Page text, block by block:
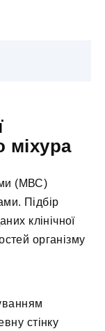
міхура
(МВС)
Підбір
клінічної
організму
стінку